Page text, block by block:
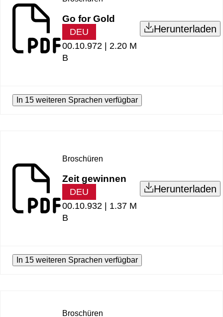
Go for Gold
DEU
00.10.972 | 2.20 M
B
Herunterladen
In 15 weiteren Sprachen verfügbar
Broschüren
Zeit gewinnen
DEU
00.10.932 | 1.37 M
B
Herunterladen
In 15 weiteren Sprachen verfügbar
Broschüren